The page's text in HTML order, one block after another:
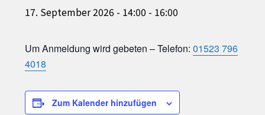
17. September 2026 - 14:00 - 16:00
Um Anmeldung wird gebeten – Telefon:01523 796
4018
Zum Kalender hinzufügen